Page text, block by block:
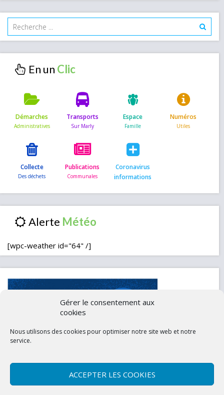
Gérer le consentement aux
cookies
Nous utilisons des cookies pour optimiser notre site web et notre
service.
ACCEPTER LES COOKIES
En un
Démarches Transports Espace Numéros
Collecte Publications
Coronavirus
informations
Alerte
[wpc-weather id="64" /]